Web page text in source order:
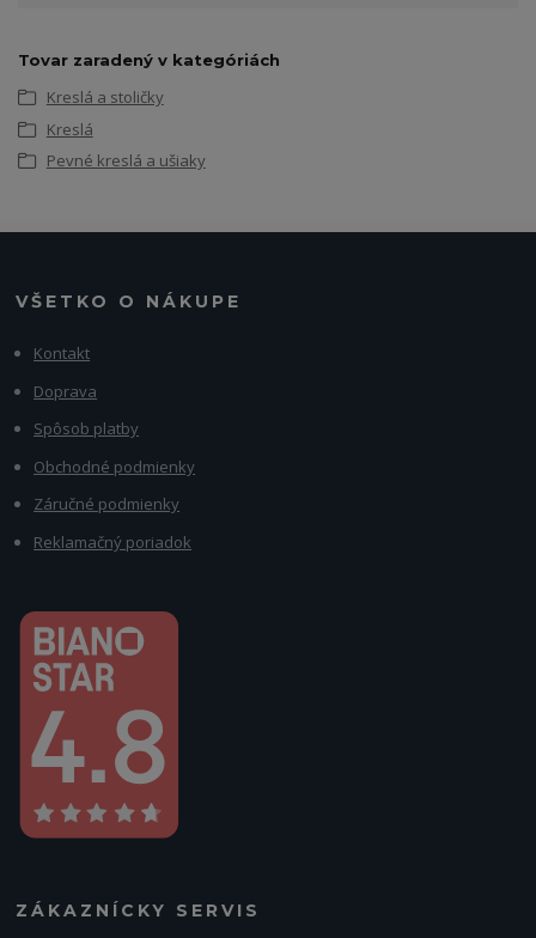
Tovar zaradený v kategóriách
Kreslá a stoličky
Kreslá
Pevné kreslá a ušiaky
VŠETKO O NÁKUPE
Kontakt
Doprava
Spôsob platby
Obchodné podmienky
Záručné podmienky
Reklamačný poriadok
ZÁKAZNÍCKY SERVIS